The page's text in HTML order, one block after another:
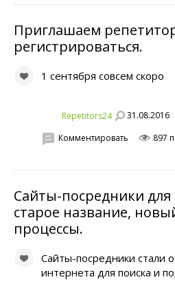
Приглашаем
регистрироваться.
1 сентября совсем скоро
Repetitors24 31.08.2016
Комментировать 897
Сайты-посредники
старое название,
процессы.
Сайты-посредники стали
интернета для поиска и